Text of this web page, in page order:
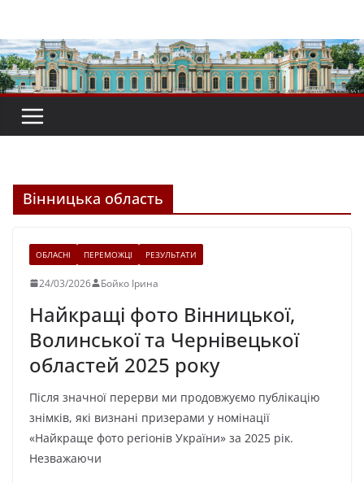
вмісту
Вінницька область
ОБЛАСНІ ПЕРЕМОЖЦІ РЕЗУЛЬТАТИ
24/03/2026 Бойко Ірина
Найкращі фото Вінницької,
Волинської та Чернівецької
областей 2025 року
Після значної перерви ми продовжуємо публікацію
знімків, які визнані призерами у номінації
«Найкраще фото регіонів України» за 2025 рік.
Незважаючи